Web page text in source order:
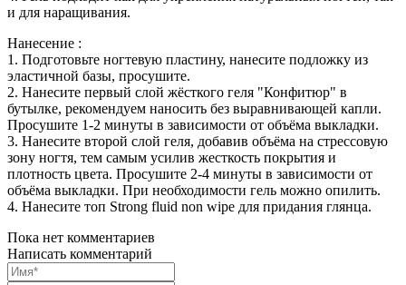
и для наращивания.
Нанесение :
1. Подготовьте ногтевую пластину, нанесите подложку из
эластичной базы, просушите.
2. Нанесите первый слой жёсткого геля "Конфитюр" в
бутылке, рекомендуем наносить без выравнивающей капли.
Просушите 1-2 минуты в зависимости от объёма выкладки.
3. Нанесите второй слой геля, добавив объёма на стрессовую
зону ногтя, тем самым усилив жесткость покрытия и
плотность цвета. Просушите 2-4 минуты в зависимости от
объёма выкладки. При необходимости гель можно опилить.
4. Нанесите топ Strong fluid non wipe для придания глянца.
Пока нет комментариев
Написать комментарий